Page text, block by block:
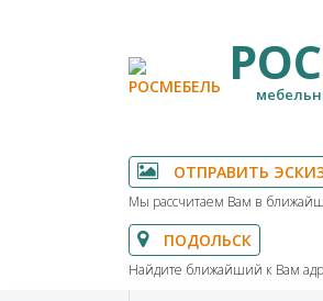
ОТПРАВИТЬ
Мы рассчитаем Вам в
ПОДОЛЬСК
Найдите ближайший к Вам